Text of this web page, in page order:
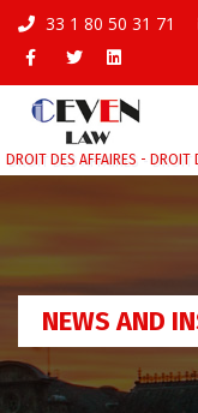
Aller
contenu
33 1 80 50 31 71
DROIT DES AFFAIRES -
NEWS AND